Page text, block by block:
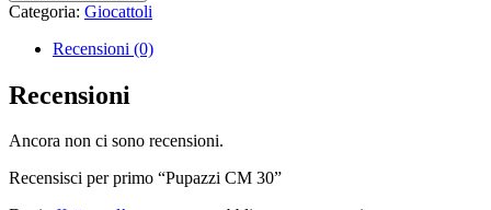
Categoria: Giocattoli
Recensioni (0)
Recensioni
Ancora non ci sono recensioni.
Recensisci per primo “Pupazzi CM 30”